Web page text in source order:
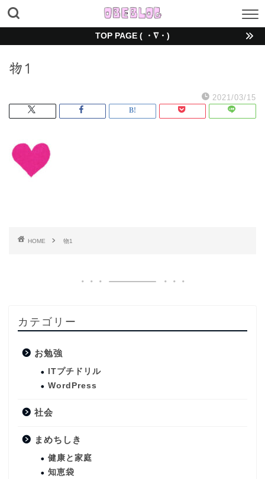
TOP PAGE ( ・∇・)
物1
2021/03/15
HOME 物1
カテゴリー
お勉強
ITプチドリル
WordPress
社会
まめちしき
健康と家庭
知恵袋